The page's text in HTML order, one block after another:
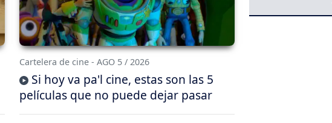
Cartelera de cine - AGO 5 / 2026
Si hoy va pa'l cine, estas son las 5
películas que no puede dejar pasar